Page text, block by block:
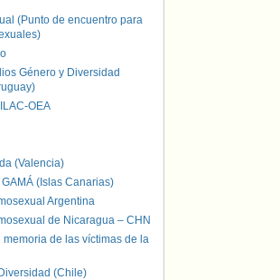
(Punto de encuentro para
Género y Diversidad
OEA
(Valencia)
(Islas Canarias)
Argentina
de Nicaragua – CHN
memoria de las víctimas de la
(Chile)